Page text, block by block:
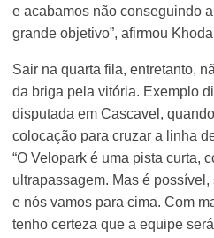
e acabamos não conseguindo
grande objetivo”, afirmou
Sair na quarta fila, entretanto,
da briga pela vitória. Exemplo
disputada em Cascavel,
colocação para cruzar a linha
“O Velopark é uma pista curta,
ultrapassagem. Mas é
e nós vamos para cima. Com
tenho certeza que a equipe